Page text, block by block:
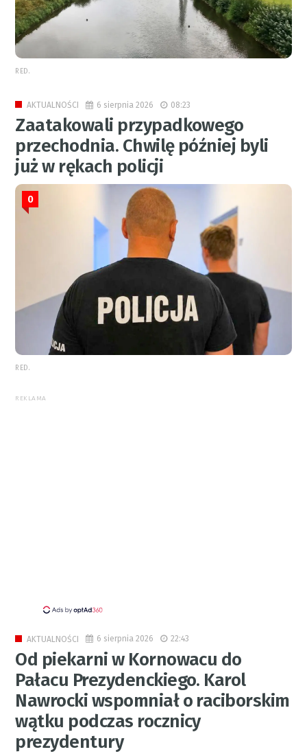
RED.
AKTUALNOŚCI 6 sierpnia 2026 08:23
Zaatakowali przypadkowego
przechodnia. Chwilę później byli
już w rękach policji
0
RED.
REKLAMA
AKTUALNOŚCI 6 sierpnia 2026 22:43
Od piekarni w Kornowacu do
Pałacu Prezydenckiego. Karol
Nawrocki wspomniał o raciborskim
wątku podczas rocznicy
prezydentury